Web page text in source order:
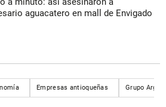
aguacatero en mall de Envigado
Empresas antioqueñas Grupo Argos